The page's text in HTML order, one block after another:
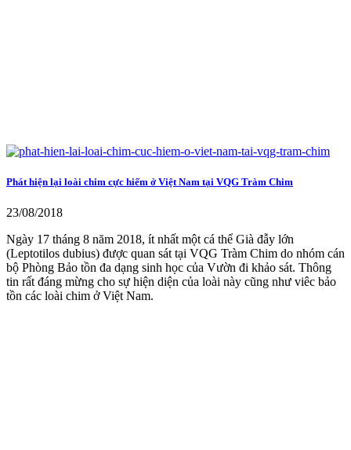
Phát hiện lại loài chim cực hiếm ở Việt Nam tại VQG Tràm Chim
23/08/2018
Ngày 17 tháng 8 năm 2018, ít nhất một cá thể Già đẫy lớn
(Leptotilos dubius) được quan sát tại VQG Tràm Chim do nhóm cán
bộ Phòng Bảo tồn đa dạng sinh học của Vườn đi khảo sát. Thông
tin rất đáng mừng cho sự hiện diện của loài này cũng như viêc bảo
tồn các loài chim ở Việt Nam.